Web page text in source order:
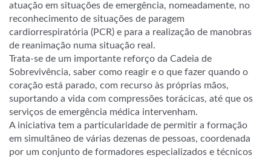
atuação em situações de emergência, nomeadamente, no
reconhecimento de situações de paragem
cardiorrespiratória (PCR) e para a realização de manobras
de reanimação numa situação real.
Trata-se de um importante reforço da Cadeia de
Sobrevivência, saber como reagir e o que fazer quando o
coração está parado, com recurso às próprias mãos,
suportando a vida com compressões torácicas, até que os
serviços de emergência médica intervenham.
A iniciativa tem a particularidade de permitir a formação
em simultâneo de várias dezenas de pessoas, coordenada
por um conjunto de formadores especializados e técnicos